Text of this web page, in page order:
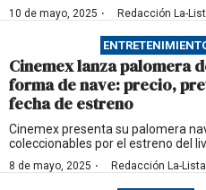
10 de mayo, 2025 · Redacción La-
Cinemex lanza palomera
forma de nave: precio,
fecha de estreno
Cinemex presenta su palomera
coleccionables por el estreno del
8 de mayo, 2025 · Redacción La-Lista